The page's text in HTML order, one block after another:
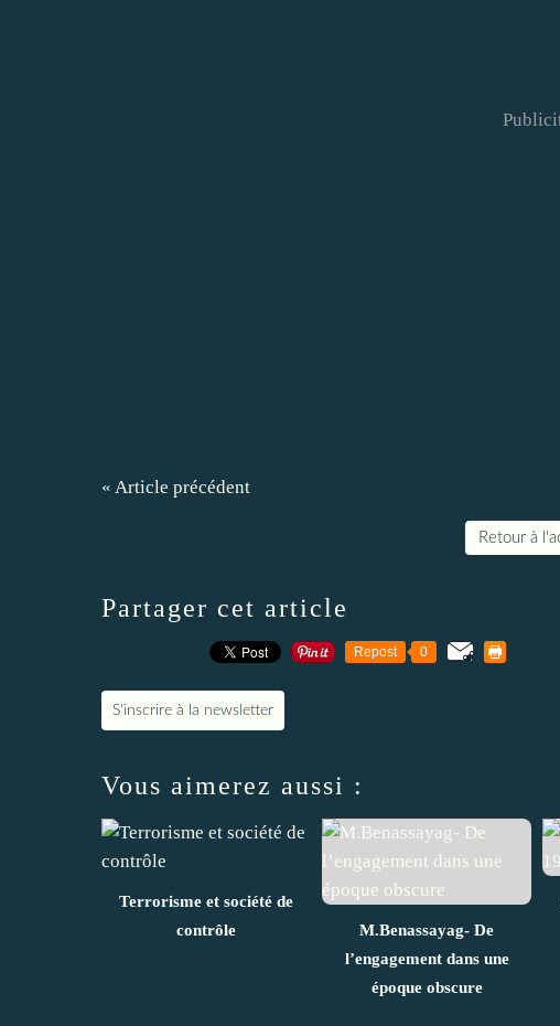
« Article précédent
Retour à
Partager cet article
Repost 0
S'inscrire à la newsletter
Vous aimerez aussi :
Terrorisme et société de
contrôle
M.Benassayag- De
l’engagement dans une
époque obscure